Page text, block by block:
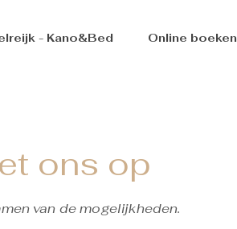
- Kano&Bed Online boeken
ons op
van de mogelijkheden.